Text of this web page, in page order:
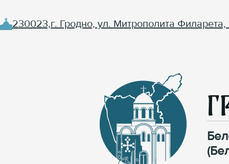
230023,г. Гродно, ул. Митрополита Филарета,